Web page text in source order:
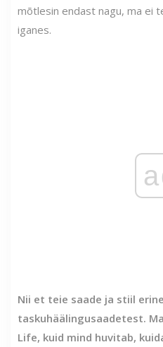
mõtlesin endast nagu, ma ei
iganes.
Nii et teie saade ja stiil
taskuhäälingusaadetest.
Life, kuid mind huvitab,